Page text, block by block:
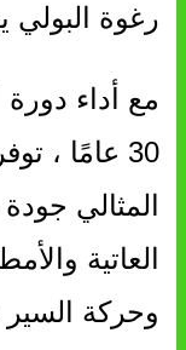
رغوة البولي
مع أداء دورة
30 عامًا ،
المثالي
العاتية
وحركة السير